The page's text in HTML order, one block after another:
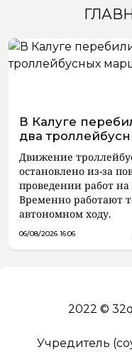
В Калуге
два
Движение
остановлено из-за
проведении работ
Временно работают
автономном ходу.
06/08/2026 16:06
2022 ©
Учредитель